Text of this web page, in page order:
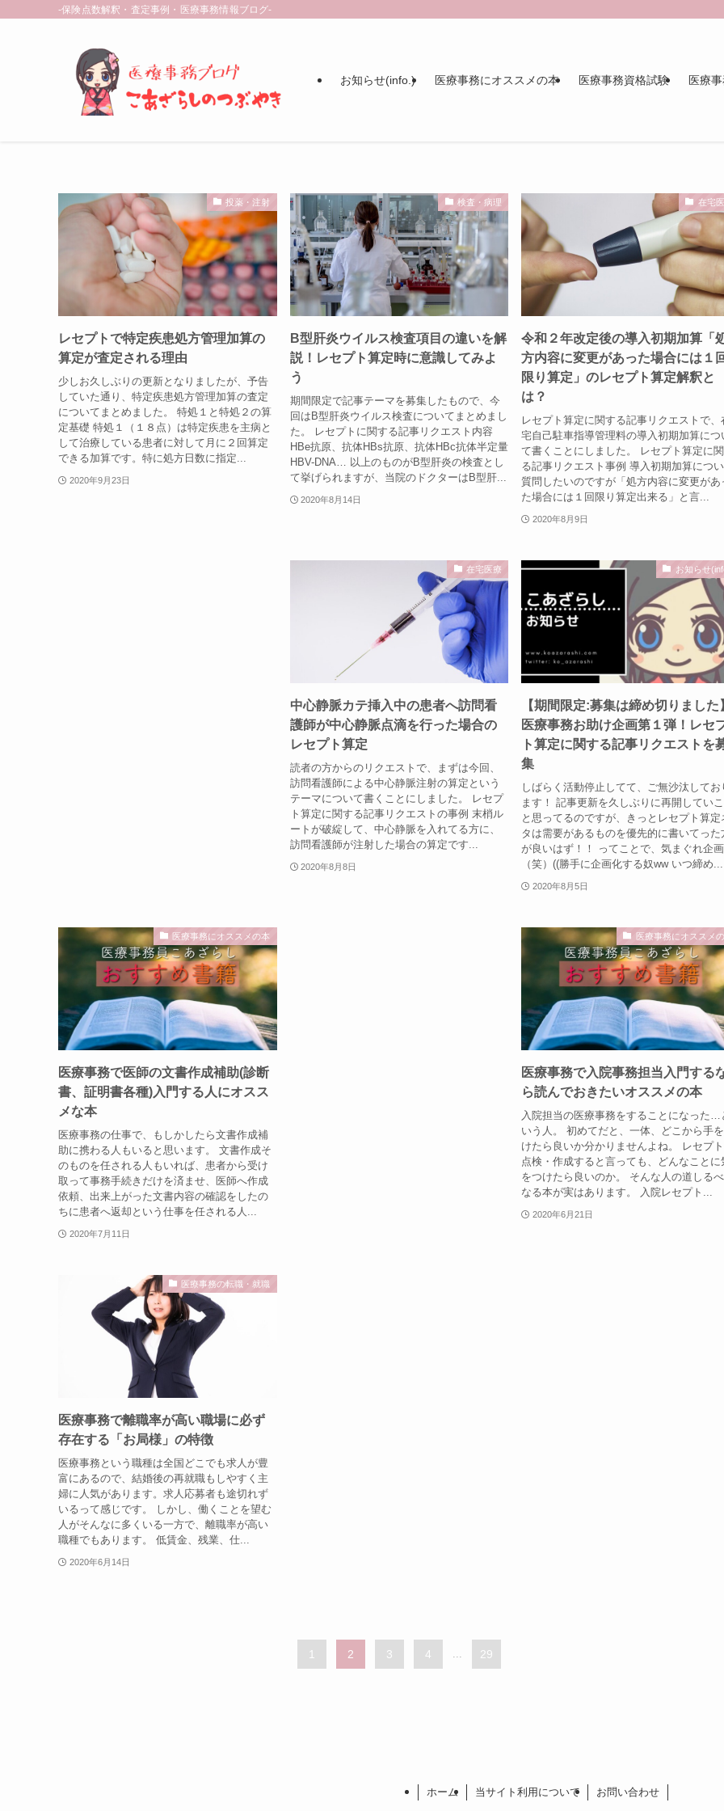
-保険点数解釈・査定事例・医療事務情報ブログ-
お知らせ(info.) 医療事務にオススメの本 医療事務資格試験 医療
投薬・注射
レセプトで特定疾患処方管理加算の
算定が査定される理由
少しお久しぶりの更新となりましたが、予告
していた通り、特定疾患処方管理加算の査定
についてまとめました。 特処１と特処２の算
定基礎 特処１（１８点）は特定疾患を主病と
して治療している患者に対して月に２回算定
できる加算です。特に処方日数に指定...
2020年9月23日
検査・病理
B型肝炎ウイルス検査項目の違いを解
説！レセプト算定時に意識してみよ
う
期間限定で記事テーマを募集したもので、今
回はB型肝炎ウイルス検査についてまとめまし
た。 レセプトに関する記事リクエスト内容
HBe抗原、抗体HBs抗原、抗体HBc抗体半定量
HBV-DNA… 以上のものがB型肝炎の検査とし
て挙げられますが、当院のドクターはB型肝...
2020年8月14日
在宅
令和２年改定後の導入初期加算「
方内容に変更があった場合には１
限り算定」のレセプト算定解釈と
は？
レセプト算定に関する記事リクエストで、
宅自己駐車指導管理料の導入初期加算につ
て書くことにしました。 レセプト算定に
る記事リクエスト事例 導入初期加算につ
質問したいのですが「処方内容に変更があ
た場合には１回限り算定出来る」と言...
2020年8月9日
在宅医療
中心静脈カテ挿入中の患者へ訪問看
護師が中心静脈点滴を行った場合の
レセプト算定
読者の方からのリクエストで、まずは今回、
訪問看護師による中心静脈注射の算定という
テーマについて書くことにしました。 レセプ
ト算定に関する記事リクエストの事例 末梢ル
ートが破綻して、中心静脈を入れてる方に、
訪問看護師が注射した場合の算定です...
2020年8月8日
お知らせ
【期間限定:募集は締め切りました
医療事務お助け企画第１弾！レセ
ト算定に関する記事リクエストを
集
しばらく活動停止してて、ご無沙汰してお
ます！ 記事更新を久しぶりに再開していこ
と思ってるのですが、きっとレセプト算定
タは需要があるものを優先的に書いてった
が良いはず！！ ってことで、気まぐれ企画
（笑）((勝手に企画化する奴ww いつ締め...
2020年8月5日
医療事務にオススメの本
医療事務で医師の文書作成補助(診断
書、証明書各種)入門する人にオスス
メな本
医療事務の仕事で、もしかしたら文書作成補
助に携わる人もいると思います。 文書作成そ
のものを任される人もいれば、患者から受け
取って事務手続きだけを済ませ、医師へ作成
依頼、出来上がった文書内容の確認をしたの
ちに患者へ返却という仕事を任される人...
2020年7月11日
医療事務にオススメ
医療事務で入院事務担当入門する
ら読んでおきたいオススメの本
入院担当の医療事務をすることになった…
いう人。 初めてだと、一体、どこから手
けたら良いか分かりませんよね。 レセプ
点検・作成すると言っても、どんなことに
をつけたら良いのか。 そんな人の道しるべ
なる本が実はあります。 入院レセプト...
2020年6月21日
医療事務の転職・就職
医療事務で離職率が高い職場に必ず
存在する「お局様」の特徴
医療事務という職種は全国どこでも求人が豊
富にあるので、結婚後の再就職もしやすく主
婦に人気があります。求人応募者も途切れず
いるって感じです。 しかし、働くことを望む
人がそんなに多くいる一方で、離職率が高い
職種でもあります。 低賃金、残業、仕...
2020年6月14日
1 2 3 4 29
ホーム 当サイト利用について お問い合わせ